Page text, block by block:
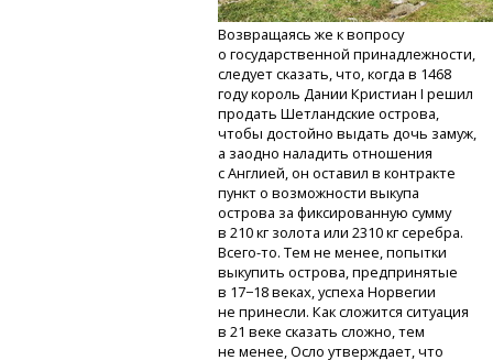
Возвращаясь же к вопросу
о государственной принадлежности,
следует сказать, что, когда в 1468
году король Дании Кристиан I решил
продать Шетландские острова,
чтобы достойно выдать дочь замуж,
а заодно наладить отношения
с Англией, он оставил в контракте
пункт о возможности выкупа
острова за фиксированную сумму
в 210 кг золота или 2310 кг серебра.
Всего-то. Тем не менее, попытки
выкупить острова, предпринятые
в 17−18 веках, успеха Норвегии
не принесли. Как сложится ситуация
в 21 веке сказать сложно, тем
не менее, Осло утверждает, что